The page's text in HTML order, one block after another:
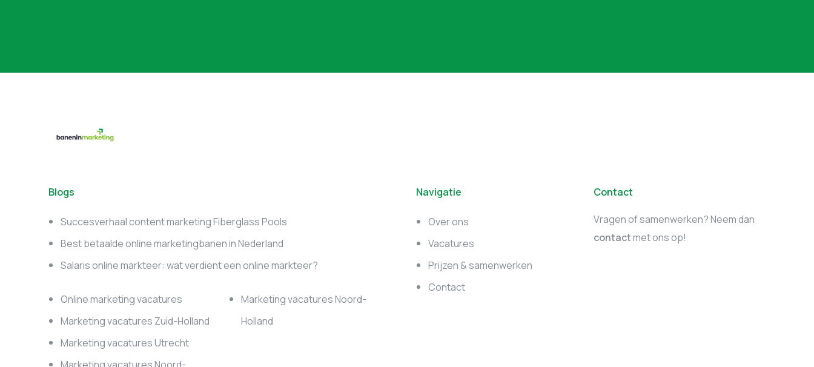
Blogs
Succesverhaal content marketing Fiberglass Pools
Best betaalde online marketingbanen in Nederland
Salaris online markteer: wat verdient een online markteer?
Online marketing vacatures
Marketing vacatures Zuid-Holland
Marketing vacatures Utrecht
Marketing vacatures Noord-
Holland
Navigatie
Over ons
Vacatures
Prijzen & samenwerken
Contact
Contact
Vragen of samenwerken? Neem dan
contactmet ons op!